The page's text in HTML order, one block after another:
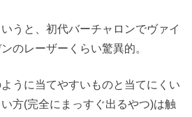
うと、初代バーチャロンでヴァイ
のレーザーくらい驚異的。
うに当てやすいものと当てにくい
方(完全にまっすぐ出るやつ)は触